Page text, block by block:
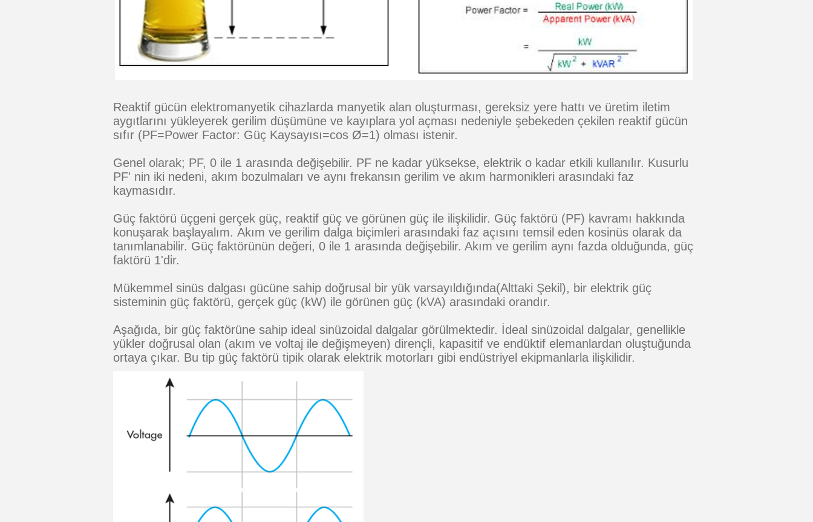
Reaktif gücün elektromanyetik cihazlarda manyetik alan oluşturması, gereksiz yere hattı ve üretim iletim
aygıtlarını yükleyerek gerilim düşümüne ve kayıplara yol açması nedeniyle şebekeden çekilen reaktif gücün
sıfır (PF=Power Factor: Güç Kaysayısı=cos Ø=1) olması istenir.
Genel olarak; PF, 0 ile 1 arasında değişebilir. PF ne kadar yüksekse, elektrik o kadar etkili kullanılır. Kusurlu
PF' nin iki nedeni, akım bozulmaları ve aynı frekansın gerilim ve akım harmonikleri arasındaki faz
kaymasıdır.
Güç faktörü üçgeni gerçek güç, reaktif güç ve görünen güç ile ilişkilidir. Güç faktörü (PF) kavramı hakkında
konuşarak başlayalım. Akım ve gerilim dalga biçimleri arasındaki faz açısını temsil eden kosinüs olarak da
tanımlanabilir. Güç faktörünün değeri, 0 ile 1 arasında değişebilir. Akım ve gerilim aynı fazda olduğunda, güç
faktörü 1'dir.
Mükemmel sinüs dalgası gücüne sahip doğrusal bir yük varsayıldığında(Alttaki Şekil), bir elektrik güç
sisteminin güç faktörü, gerçek güç (kW) ile görünen güç (kVA) arasındaki orandır.
Aşağıda, bir güç faktörüne sahip ideal sinüzoidal dalgalar görülmektedir. İdeal sinüzoidal dalgalar, genellikle
yükler doğrusal olan (akım ve voltaj ile değişmeyen) dirençli, kapasitif ve endüktif elemanlardan oluştuğunda
ortaya çıkar. Bu tip güç faktörü tipik olarak elektrik motorları gibi endüstriyel ekipmanlarla ilişkilidir.